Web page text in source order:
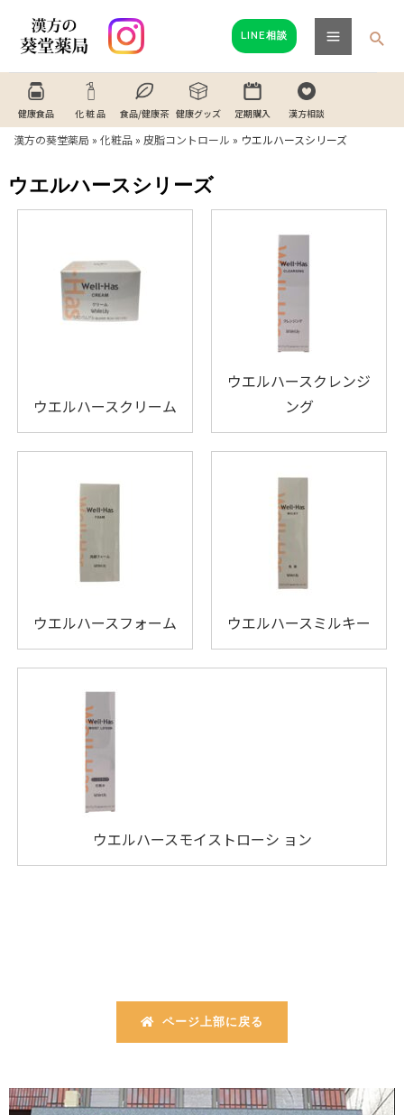
LINE相談
Main
Menu
検
健康食品 化 粧 品 食品/健康茶 健康グッズ 定期購入 漢方相談
漢方の葵堂薬局 » 化粧品 » 皮脂コントロール » ウエルハースシリーズ
ウエルハースシリーズ
ウエルハースクリーム
ウエルハースクレンジ
ング
ウエルハースフォーム ウエルハースミルキー
ウエルハースモイストローシ ョン
ページ上部に戻る